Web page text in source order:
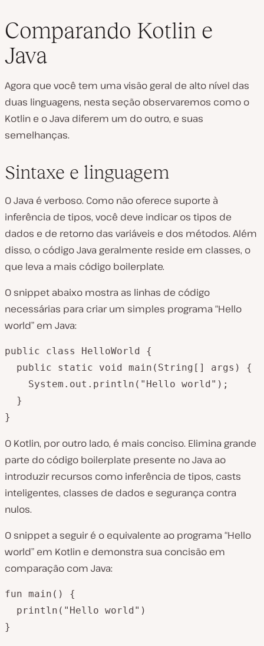
Comparando Kotlin e
Java
Agora que você tem uma visão geral de alto nível das
duas linguagens, nesta seção observaremos como o
Kotlin e o Java diferem um do outro, e suas
semelhanças.
Sintaxe e linguagem
O Java é verboso. Como não oferece suporte à
inferência de tipos, você deve indicar os tipos de
dados e de retorno das variáveis e dos métodos. Além
disso, o código Java geralmente reside em classes, o
que leva a mais código boilerplate.
O snippet abaixo mostra as linhas de código
necessárias para criar um simples programa “Hello
world” em Java:
public class HelloWorld {
  public static void main(String[] args) {
    System.out.println("Hello world");
  }
}
O Kotlin, por outro lado, é mais conciso. Elimina grande
parte do código boilerplate presente no Java ao
introduzir recursos como inferência de tipos, casts
inteligentes, classes de dados e segurança contra
nulos.
O snippet a seguir é o equivalente ao programa “Hello
world” em Kotlin e demonstra sua concisão em
comparação com Java:
fun main() {
  println("Hello world")
}